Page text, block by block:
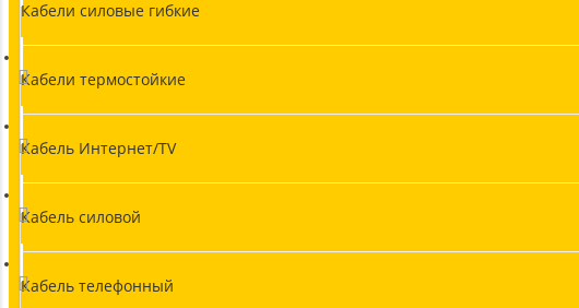
Кабели силовые гибкие
Кабели термостойкие
Кабель Интернет/TV
Кабель силовой
Кабель телефонный